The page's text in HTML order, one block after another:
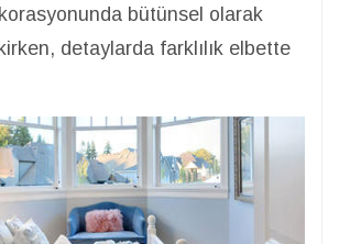
bütünsel olarak
detaylarda farklılık elbette